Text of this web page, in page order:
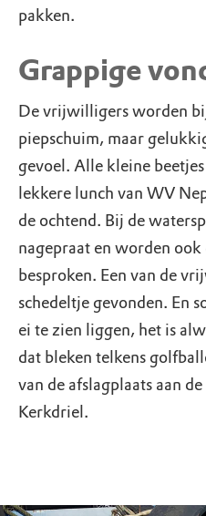
pakken.
Grappige
De vrijwilligers worden
piepschuim, maar
gevoel. Alle kleine
lekkere lunch van WV
de ochtend. Bij de
nagepraat en worden
besproken. Een van de
schedeltje gevonden. En
ei te zien liggen, het is
dat bleken telkens
van de afslagplaats aan
Kerkdriel.